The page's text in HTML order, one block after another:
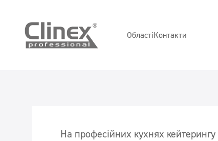
ОбластіКонтакти
На професійних кухнях